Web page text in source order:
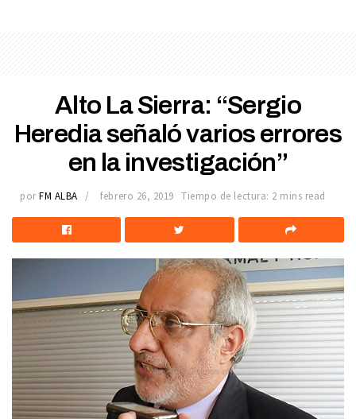
Alto La Sierra: “Sergio
Heredia señaló varios errores
en la investigación”
por FM ALBA febrero 26, 2019 Tiempo de lectura: 2 mins read